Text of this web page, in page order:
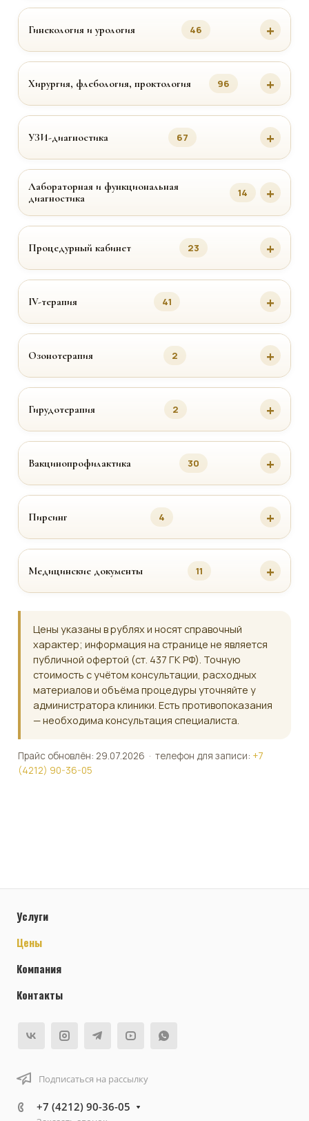
Гинекология и урология 46
Хирургия, флебология, проктология 96
УЗИ-диагностика 67
Лабораторная и функциональная
диагностика
14
Процедурный кабинет 23
IV-терапия 41
Озонотерапия 2
Гирудотерапия 2
Вакцинопрофилактика 30
Пирсинг 4
Медицинские документы 11
Цены указаны в рублях и носят справочный
характер; информация на странице не является
публичной офертой (ст. 437 ГК РФ). Точную
стоимость с учётом консультации, расходных
материалов и объёма процедуры уточняйте у
администратора клиники. Есть противопоказания
— необходима консультация специалиста.
Прайс обновлён: 29.07.2026 · телефон для записи: +7
(4212) 90-36-05
Услуги
Цены
Компания
Контакты
Подписаться на рассылку
+7 (4212) 90-36-05